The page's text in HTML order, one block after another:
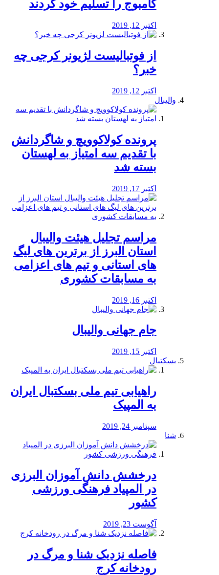
کامبوج را تسلیم خود کردند
اکتبر 12, 2019
از فوتبالیست لژیونر کرجی چه
خبر؟
اکتبر 12, 2019
والیبال
پرونده کولاکوویچ و شاگردانش
با تقدیم سه امتیاز به لهستان
بسته شد
اکتبر 17, 2019
مراسم تجلیل هیئت والیبال
استان البرز از برترین های لیگ
های استانی و تیم های اعزامی
به مسابقات کشوری
اکتبر 16, 2019
جام جهانی والیبال
اکتبر 15, 2019
بسکتبال
راهیابی تیم ملی بسکتبال ایران
به المپیک
سپتامبر 24, 2019
شنا
درخشش دانش آموزان البرزی
در المپیاد فرهنگی ورزشی
کشور
آگوست 23, 2019
️فاصله نزدیک شنا و مرگ در
رودخانه کرج